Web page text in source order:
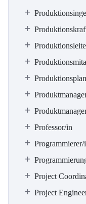
Professor/in
Programmierer/
Project
Project